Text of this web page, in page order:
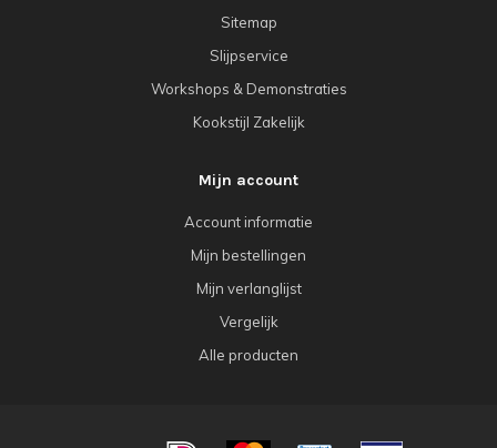
Sitemap
Slijpservice
Workshops & Demonstraties
Kookstijl Zakelijk
Mijn account
Account informatie
Mijn bestellingen
Mijn verlanglijst
Vergelijk
Alle producten